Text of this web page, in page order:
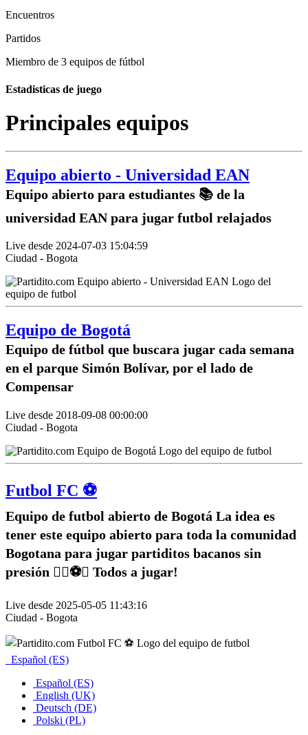
Encuentros
Partidos
Miembro de 3 equipos de fútbol
Estadisticas de juego
Principales equipos
Equipo abierto - Universidad EAN
Equipo abierto para estudiantes 📚 de la
universidad EAN para jugar futbol relajados
Live desde 2024-07-03 15:04:59
Ciudad - Bogota
Equipo de Bogotá
Equipo de fútbol que buscara jugar cada semana
en el parque Simón Bolívar, por el lado de
Compensar
Live desde 2018-09-08 00:00:00
Ciudad - Bogota
Futbol FC ⚽️
Equipo de futbol abierto de Bogotá La idea es
tener este equipo abierto para toda la comunidad
Bogotana para jugar partiditos bacanos sin
presión ✌🏽⚽️🥅 Todos a jugar!
Live desde 2025-05-05 11:43:16
Ciudad - Bogota
Español (ES)
Español (ES)
English (UK)
Deutsch (DE)
Polski (PL)